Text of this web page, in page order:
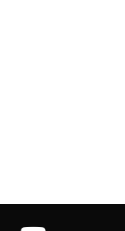
youtube